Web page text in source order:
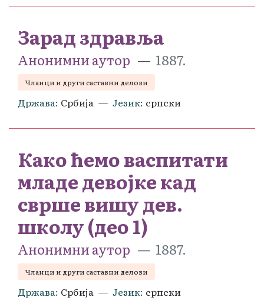
Зарад здравља
Анонимни аутор 1887.
Чланци и други саставни делови
Држава Србија Језик српски
Како ћемо васпитати
младе девојке кад
сврше вишу дев.
школу (део 1)
Анонимни аутор 1887.
Чланци и други саставни делови
Држава Србија Језик српски